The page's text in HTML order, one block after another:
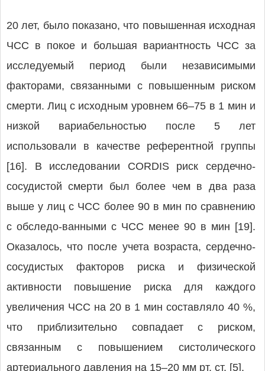
20 лет, было показано, что повышенная исходная
ЧСС в покое и большая вариантность ЧСС за
исследуемый период были независимыми
факторами, связанными с повышенным риском
смерти. Лиц с исходным уровнем 66–75 в 1 мин и
низкой вариабельностью после 5 лет
использовали в качестве референтной группы
[16]. В исследовании CORDIS риск сердечно-
сосудистой смерти был более чем в два раза
выше у лиц с ЧСС более 90 в мин по сравнению
с обследо-ванными с ЧСС менее 90 в мин [19].
Оказалось, что после учета возраста, сердечно-
сосудистых факторов риска и физической
активности повышение риска для каждого
увеличения ЧСС на 20 в 1 мин составляло 40 %,
что приблизительно совпадает с риском,
связанным с повышением систолического
артериального давления на 15–20 мм рт. ст. [5].